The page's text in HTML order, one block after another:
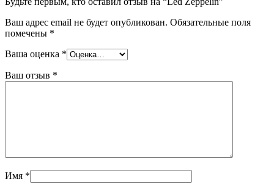
Ваш адрес email не будет опубликован. Обязательные поля
помечены *
Ваша оценка *
Ваш отзыв *
Имя *